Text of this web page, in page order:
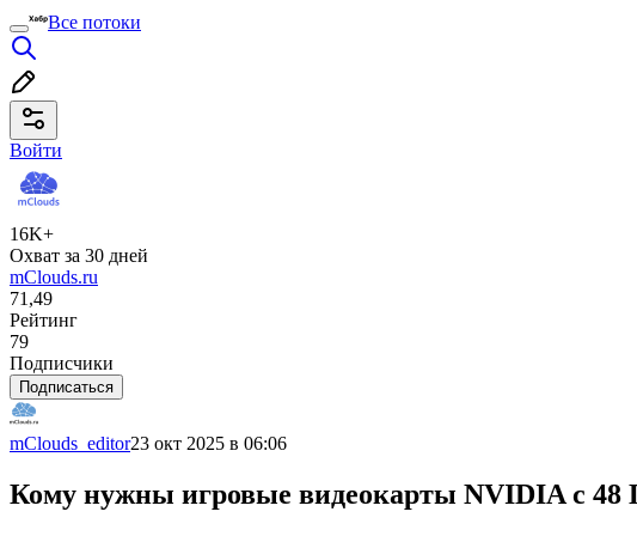
Все потоки
Войти
16K+
Охват за 30 дней
mClouds.ru
71,49
Рейтинг
79
Подписчики
Подписаться
mClouds_editor23 окт 2025 в 06:06
Кому нужны игровые видеокарты NVIDIA с 48